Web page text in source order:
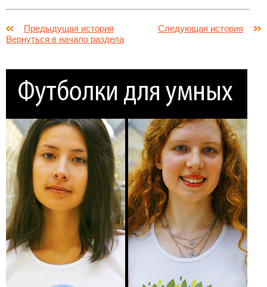
Предыдущая история
Следующая история
Вернуться в начало раздела